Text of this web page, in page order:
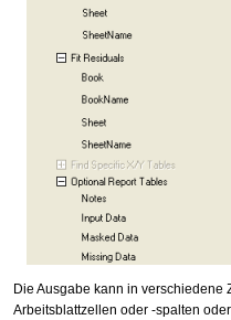
Die Ausgabe kann in verschiedene
Arbeitsblattzellen oder -spalten